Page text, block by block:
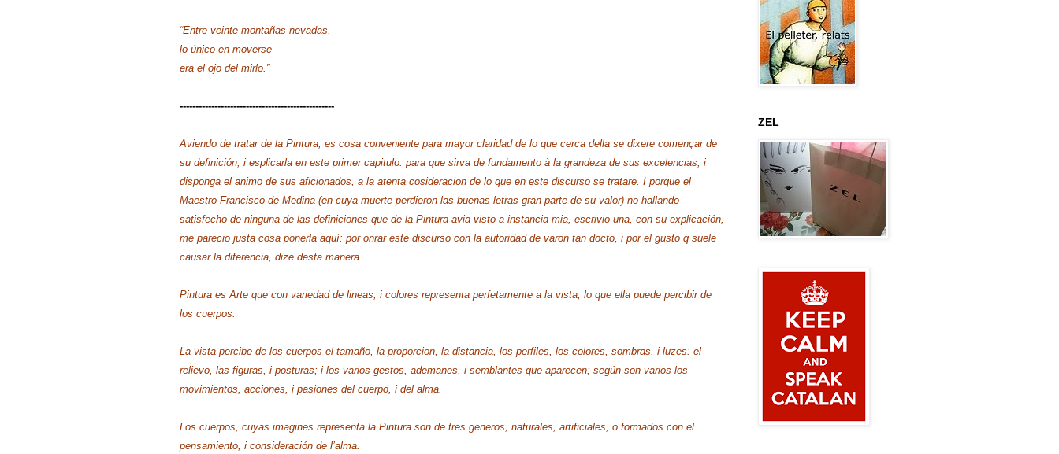
“Entre veinte montañas nevadas,
lo único en moverse
era el ojo del mirlo.”
-------------------------------------------------
Aviendo de tratar de la Pintura, es cosa conveniente para mayor claridad de lo que cerca della se dixere començar de
su definición, i esplicarla en este primer capitulo: para que sirva de fundamento à la grandeza de sus excelencias, i
disponga el animo de sus aficionados, a la atenta cosideracion de lo que en este discurso se tratare. I porque el
Maestro Francisco de Medina (en cuya muerte perdieron las buenas letras gran parte de su valor) no hallando
satisfecho de ninguna de las definiciones que de la Pintura avia visto a instancia mia, escrivio una, con su explicación,
me parecio justa cosa ponerla aquí: por onrar este discurso con la autoridad de varon tan docto, i por el gusto q suele
causar la diferencia, dize desta manera.
Pintura es Arte que con variedad de lineas, i colores representa perfetamente a la vista, lo que ella puede percibir de
los cuerpos.
La vista percibe de los cuerpos el tamaño, la proporcion, la distancia, los perfiles, los colores, sombras, i luzes: el
relievo, las figuras, i posturas; i los varios gestos, ademanes, i semblantes que aparecen; según son varios los
movimientos, acciones, i pasiones del cuerpo, i del alma.
Los cuerpos, cuyas imagines representa la Pintura son de tres generos, naturales, artificiales, o formados con el
pensamiento, i consideración de l’alma.
ZEL